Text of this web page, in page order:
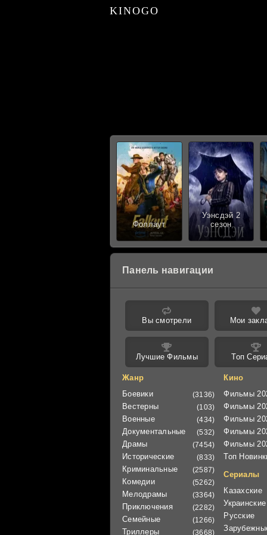
KINOGO
Фоллаут
Уэнсдэй 2
сезон
Панель навигации
Вы смотрели Мои
Лучшие Фильмы Топ
Жанр
Боевики
(3136)
Вестерны (103)
Военные (434)
Документальные (532)
Драмы (7454)
Исторические (833)
Криминальные (2587)
Комедии (5262)
Мелодрамы (3364)
Приключения (2282)
Семейные (1266)
Триллеры (3668)
Кино
Фильмы
Фильмы
Фильмы
Фильмы
Фильмы
Топ
Сериалы
Казахские
Украинские
Русские